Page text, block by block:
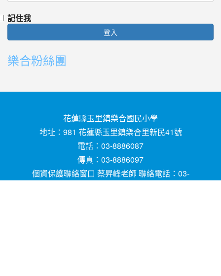
記住我
登入
樂合粉絲團
花蓮縣玉里鎮樂合國民小學
地址：981 花蓮縣玉里鎮樂合里新民41號
電話：03-8886087
傳真：03-8886097
個資保護聯絡窗口 蔡昇峰老師 聯絡電話：03-